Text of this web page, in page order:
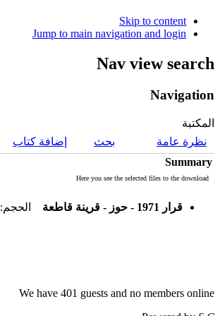
Skip to content
Jump to main navigation and login
Nav view search
Navigation
المكتبة
نظرة عامة
بحث إضافة كتاب
Summary
قرار 1971 - حوز - قرينة قاطعة الحجم:
We have 401 guests and no members online